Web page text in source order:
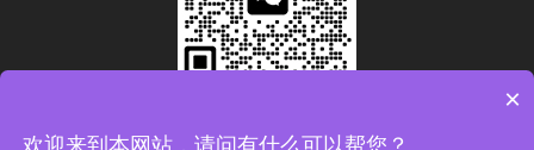
×
欢迎来到本网站，请问有什么可以帮您？